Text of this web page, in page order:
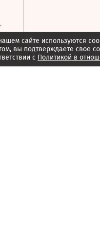
сайте используются
вы подтверждаете свое
с Политикой в